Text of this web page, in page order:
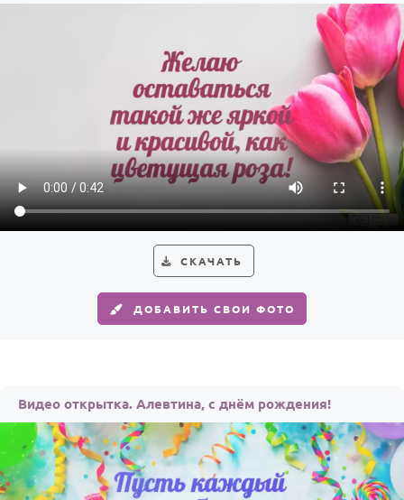
СКАЧАТЬ
ДОБАВИТЬ СВОИ ФОТО
Видео открытка. Алевтина, с днём рождения!